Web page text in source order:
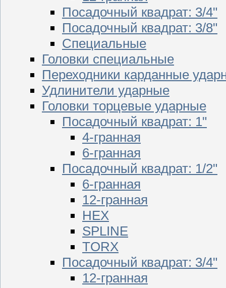
Посадочный квадрат: 3/4"
Посадочный квадрат: 3/8"
Специальные
Головки специальные
Переходники карданные
Удлинители ударные
Головки торцевые ударные
Посадочный квадрат: 1"
4-гранная
6-гранная
Посадочный квадрат: 1/2"
6-гранная
12-гранная
HEX
SPLINE
TORX
Посадочный квадрат: 3/4"
12-гранная